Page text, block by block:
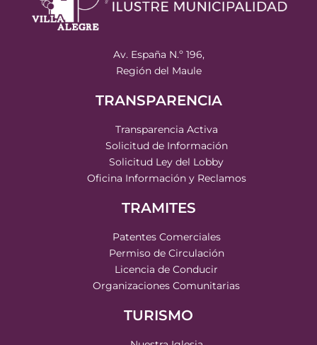
Av. España N.º 196,
Región del Maule
TRANSPARENCIA
Transparencia Activa
Solicitud de Información
Solicitud Ley del Lobby
Oficina Información y Reclamos
TRAMITES
Patentes Comerciales
Permiso de Circulación
Licencia de Conducir
Organizaciones Comunitarias
TURISMO